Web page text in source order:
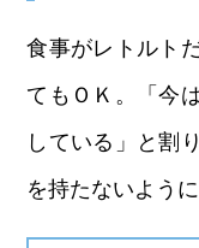
食事がレトルト
てもＯＫ。「今
している」と割
を持たないよう